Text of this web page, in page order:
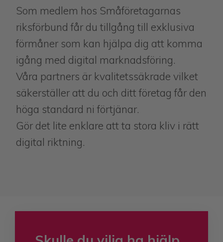
Som medlem hos Småföretagarnas
riksförbund får du tillgång till exklusiva
förmåner som kan hjälpa dig att komma
igång med digital marknadsföring.
Våra partners är kvalitetssäkrade vilket
säkerställer att du och ditt företag får den
höga standard ni förtjänar.
Gör det lite enklare att ta stora kliv i rätt
digital riktning.